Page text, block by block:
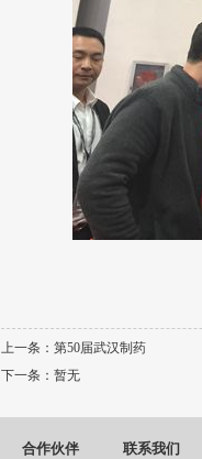
上一条： 第50届武汉制药
下一条： 暂无
合作伙伴 联系我们